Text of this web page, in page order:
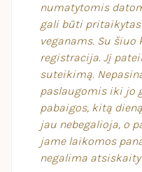
numatytomis
gali būti
veganams. Su
registracija. Jį
suteikimą.
paslaugomis iki jo
pabaigos, kitą
jau nebegalioja, o
jame laikomos
negalima